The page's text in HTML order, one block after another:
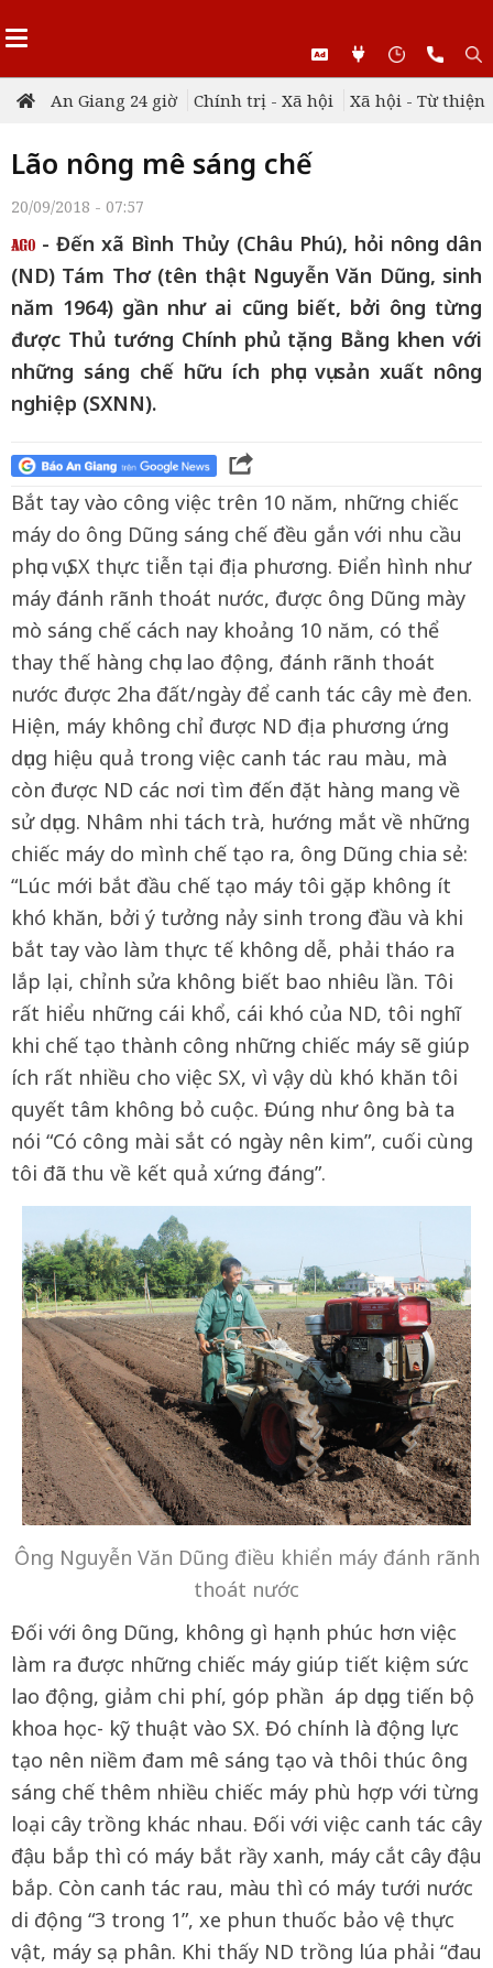
An Giang 24 giờ Chính trị - Xã hội Xã hội - Từ thiện
Lão nông mê sáng chế
20/09/2018 - 07:57
- Đến xã Bình Thủy (Châu Phú), hỏi nông dân
(ND) Tám Thơ (tên thật Nguyễn Văn Dũng, sinh
năm 1964) gần như ai cũng biết, bởi ông từng
được Thủ tướng Chính phủ tặng Bằng khen với
những sáng chế hữu ích phục vụ sản xuất nông
nghiệp (SXNN).
Bắt tay vào công việc trên 10 năm, những chiếc
máy do ông Dũng sáng chế đều gắn với nhu cầu
phục vụ SX thực tiễn tại địa phương. Điển hình như
máy đánh rãnh thoát nước, được ông Dũng mày
mò sáng chế cách nay khoảng 10 năm, có thể
thay thế hàng chục lao động, đánh rãnh thoát
nước được 2ha đất/ngày để canh tác cây mè đen.
Hiện, máy không chỉ được ND địa phương ứng
dụng hiệu quả trong việc canh tác rau màu, mà
còn được ND các nơi tìm đến đặt hàng mang về
sử dụng. Nhâm nhi tách trà, hướng mắt về những
chiếc máy do mình chế tạo ra, ông Dũng chia sẻ:
“Lúc mới bắt đầu chế tạo máy tôi gặp không ít
khó khăn, bởi ý tưởng nảy sinh trong đầu và khi
bắt tay vào làm thực tế không dễ, phải tháo ra
lắp lại, chỉnh sửa không biết bao nhiêu lần. Tôi
rất hiểu những cái khổ, cái khó của ND, tôi nghĩ
khi chế tạo thành công những chiếc máy sẽ giúp
ích rất nhiều cho việc SX, vì vậy dù khó khăn tôi
quyết tâm không bỏ cuộc. Đúng như ông bà ta
nói “Có công mài sắt có ngày nên kim”, cuối cùng
tôi đã thu về kết quả xứng đáng”.
Ông Nguyễn Văn Dũng điều khiển máy đánh rãnh
thoát nước
Đối với ông Dũng, không gì hạnh phúc hơn việc
làm ra được những chiếc máy giúp tiết kiệm sức
lao động, giảm chi phí, góp phần áp dụng tiến bộ
khoa học- kỹ thuật vào SX. Đó chính là động lực
tạo nên niềm đam mê sáng tạo và thôi thúc ông
sáng chế thêm nhiều chiếc máy phù hợp với từng
loại cây trồng khác nhau. Đối với việc canh tác cây
đậu bắp thì có máy bắt rầy xanh, máy cắt cây đậu
bắp. Còn canh tác rau, màu thì có máy tưới nước
di động “3 trong 1”, xe phun thuốc bảo vệ thực
vật, máy sạ phân. Khi thấy ND trồng lúa phải “đau